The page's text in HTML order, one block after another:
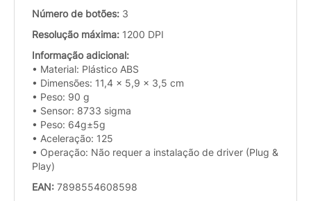
Número de botões: 3
Resolução máxima: 1200 DPI
Informação adicional:
• Material: Plástico ABS
• Dimensões: 11,4 x 5,9 x 3,5 cm
• Peso: 90 g
• Sensor: 8733 sigma
• Peso: 64g±5g
• Aceleração: 125
• Operação: Não requer a instalação de driver (Plug &
Play)
EAN: 7898554608598